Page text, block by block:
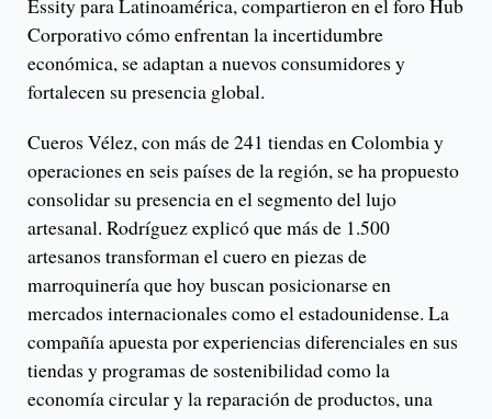
Essity para Latinoamérica, compartieron en el foro Hub
Corporativo cómo enfrentan la incertidumbre
económica, se adaptan a nuevos consumidores y
fortalecen su presencia global.
Cueros Vélez, con más de 241 tiendas en Colombia y
operaciones en seis países de la región, se ha propuesto
consolidar su presencia en el segmento del lujo
artesanal. Rodríguez explicó que más de 1.500
artesanos transforman el cuero en piezas de
marroquinería que hoy buscan posicionarse en
mercados internacionales como el estadounidense. La
compañía apuesta por experiencias diferenciales en sus
tiendas y programas de sostenibilidad como la
economía circular y la reparación de productos, una